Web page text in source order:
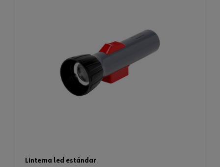
linterna led estándar